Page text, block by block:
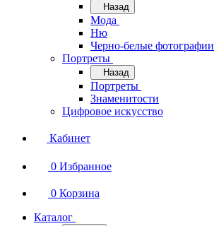
Назад
Мода
Ню
Черно-белые фотографии
Портреты
Назад
Портреты
Знаменитости
Цифровое искусство
Кабинет
0 Избранное
0 Корзина
Каталог